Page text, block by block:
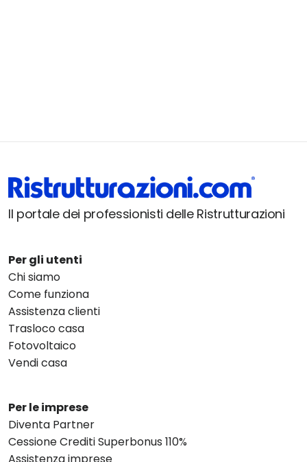
Il portale dei professionisti delle Ristrutturazioni
Per gli utenti
Chi siamo
Come funziona
Assistenza clienti
Trasloco casa
Fotovoltaico
Vendi casa
Per le imprese
Diventa Partner
Cessione Crediti Superbonus 110%